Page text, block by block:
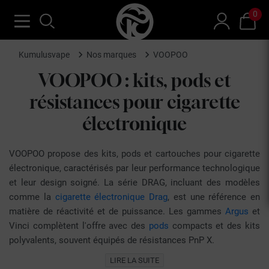
0
Kumulusvape Nos marques VOOPOO
VOOPOO : kits, pods et
résistances pour cigarette
électronique
VOOPOO propose des kits, pods et cartouches pour cigarette
électronique, caractérisés par leur performance technologique
et leur design soigné. La série DRAG, incluant des modèles
comme la cigarette électronique Drag, est une référence en
matière de réactivité et de puissance. Les gammes Argus et
Vinci complètent l'offre avec des pods compacts et des kits
polyvalents, souvent équipés de résistances PnP X.
LIRE LA SUITE